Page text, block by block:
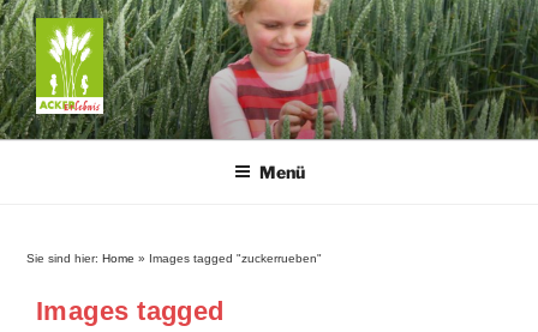
Zum
Inhalt
springen
ACKERERLEBNIS
Pflanzenwissen: lebendig • kreativ • entspannend
Menü
Sie sind hier: Home » Images tagged "zuckerrueben"
Images tagged